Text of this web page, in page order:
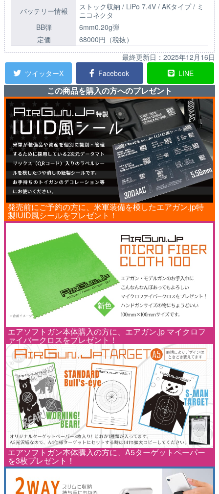
バッテリー情報
ストック収納 / LiPo 7.4V / AKタイプ / ミ
ニコネクタ
BB弾
6mm0.20g弾
定価
68000円（税抜）
最終更新日： 2025年12月16日
ツイッターX
Facebook LINE
この商品を購入の方へのプレゼント
発売前にご予約の方に、米軍装備を模したエアガン.jp特
製IUID風シールをプレゼント！
エアソフトガン本体購入の方に、エアガン.jp マイクロフ
ァイバークロスをプレゼント！
エアソフトガン本体購入の方に、A5ターゲットペーパー
を3枚プレゼント！